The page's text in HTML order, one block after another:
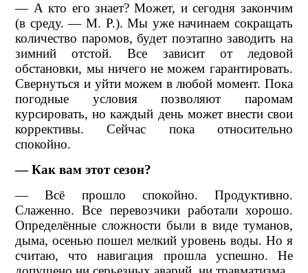
— А кто его знает? Может, и сегодня закончим
(в среду. — М. Р.). Мы уже начинаем сокращать
количество паромов, будет поэтапно заводить на
зимний отстой. Все зависит от ледовой
обстановки, мы ничего не можем гарантировать.
Свернуться и уйти можем в любой момент. Пока
погодные условия позволяют паромам
курсировать, но каждый день может внести свои
коррективы. Сейчас пока относительно
спокойно.
— Как вам этот сезон?
— Всё прошло спокойно. Продуктивно.
Слаженно. Все перевозчики работали хорошо.
Определённые сложности были в виде туманов,
дыма, осенью пошел мелкий уровень воды. Но я
считаю, что навигация прошла успешно. Не